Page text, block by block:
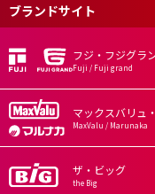
ブランドサイト
フジ・フジグラ
Fuji / Fuji grand
マックスバリュ
MaxValu / Marunaka
ザ・ビッグ
the Big